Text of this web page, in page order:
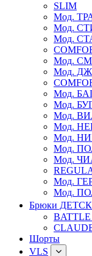
SLIM
Мод.
Мод.
Мод.
Мод.
Мод.
Мод.
Мод.
Мод.
Мод.
Мод.
Мод.
Мод.
Мод.
Мод.
Брюки
BATTLE
Шорты
VLS